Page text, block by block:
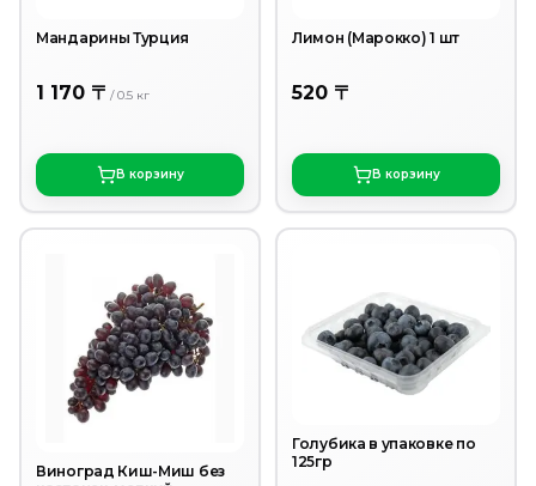
Мандарины Турция
1 170 〒 /0.5 кг
В корзину
Лимон (Марокко) 1 шт
520 〒
В корзину
Виноград Киш-Миш без
Голубика в упаковке по
125гр